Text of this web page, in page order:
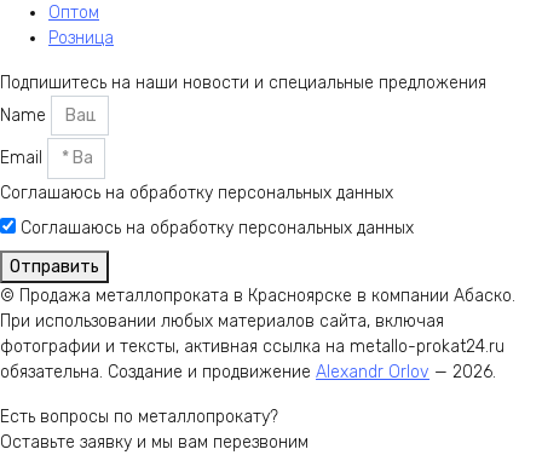
Оптом
Розница
Подпишитесь на наши новости и специальные предложения
Name
Email
Соглашаюсь на обработку персональных данных
Соглашаюсь на обработку персональных данных
Отправить
© Продажа металлопроката в Красноярске в компании Абаско.
При использовании любых материалов сайта, включая
фотографии и тексты, активная ссылка на metallo-prokat24.ru
обязательна. Создание и продвижение Alexandr Orlov — 2026.
Есть вопросы по металлопрокату?
Оставьте заявку и мы вам перезвоним